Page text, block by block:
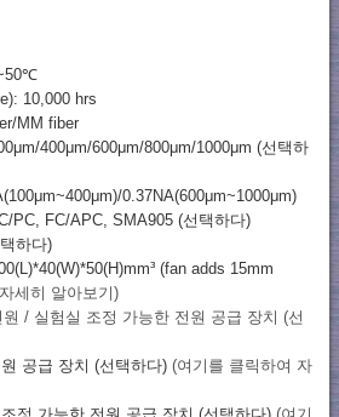
10,000 hrs
MM fiber
400μm/600μm/800μm/1000μm (선택하
0.37NA(600μm~1000μm)
PC, FC/APC, SMA905 (선택하다)
하다)
(fan adds 15mm
세히 알아보기)
원 / 실험실 조정 가능한 전원 공급 장치 (선
공급 장치 (선택하다) (여기를 클릭하여 자